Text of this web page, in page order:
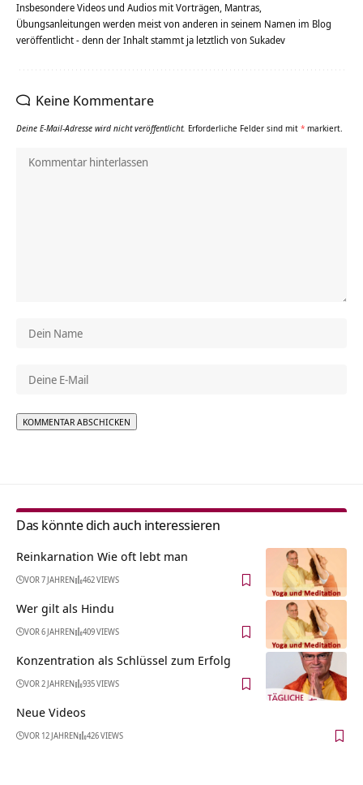
Insbesondere Videos und Audios mit Vorträgen, Mantras,
Übungsanleitungen werden meist von anderen in seinem Namen im Blog
veröffentlicht - denn der Inhalt stammt ja letztlich von Sukadev
Keine Kommentare
Deine E-Mail-Adresse wird nicht veröffentlicht. Erforderliche Felder sind mit * markiert.
Das könnte dich auch interessieren
Reinkarnation Wie oft lebt man
VOR 7 JAHREN 462 VIEWS
Wer gilt als Hindu
VOR 6 JAHREN 409 VIEWS
Konzentration als Schlüssel zum Erfolg
VOR 2 JAHREN 935 VIEWS
Neue Videos
VOR 12 JAHREN 426 VIEWS